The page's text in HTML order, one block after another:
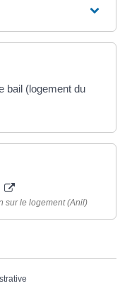
bail (logement du
sur le logement (Anil)